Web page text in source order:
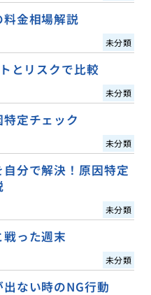
金相場解説
未分類
とリスクで比較
未分類
定チェック
未分類
分で解決！原因特定
未分類
った週末
未分類
ない時のNG行動